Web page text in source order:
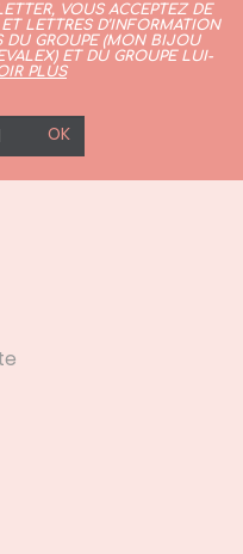
VOUS ACCEPTEZ DE
LETTRES D’INFORMATION
DU GROUPE (MON BIJOU
ET DU GROUPE LUI-
PLUS
OK